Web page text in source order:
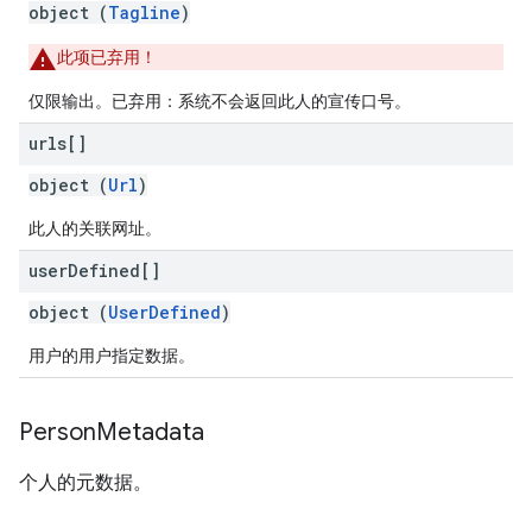
object (Tagline)
此项已弃用！
仅限输出。 已弃用 ：系统不会返回此人的宣传口号。
urls[]
object (Url)
此人的关联网址。
userDefined[]
object (UserDefined)
用户的用户指定数据。
PersonMetadata
个人的元数据。